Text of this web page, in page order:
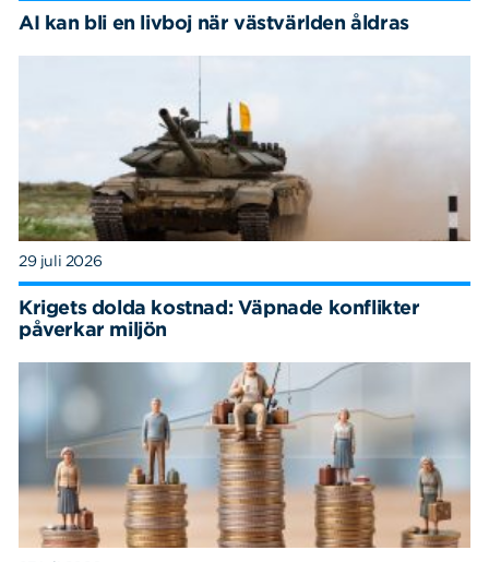
AI kan bli en livboj när västvärlden åldras
29 juli 2026
Krigets dolda kostnad: Väpnade konflikter
påverkar miljön